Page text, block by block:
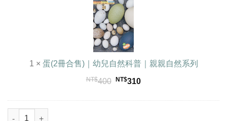
班
教
師
手
冊
冊
合
售)
｜
幼
兒
然
1 × 蛋(2冊合售)｜幼兒自然科普｜親親自然系列
NT$400 原
NT$310目
《蛋》學齡前幼兒園教案｜小班中班大班教師手冊 數量